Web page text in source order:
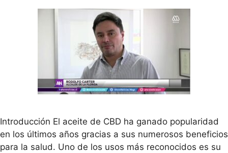
Introducción El aceite de CBD ha ganado popularidad
en los últimos años gracias a sus numerosos beneficios
para la salud. Uno de los usos más reconocidos es su